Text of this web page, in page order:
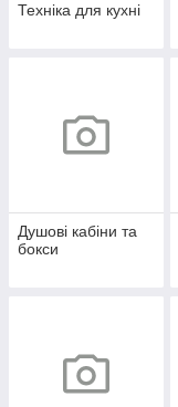
Техніка для кухні
Душові кабіни та
бокси